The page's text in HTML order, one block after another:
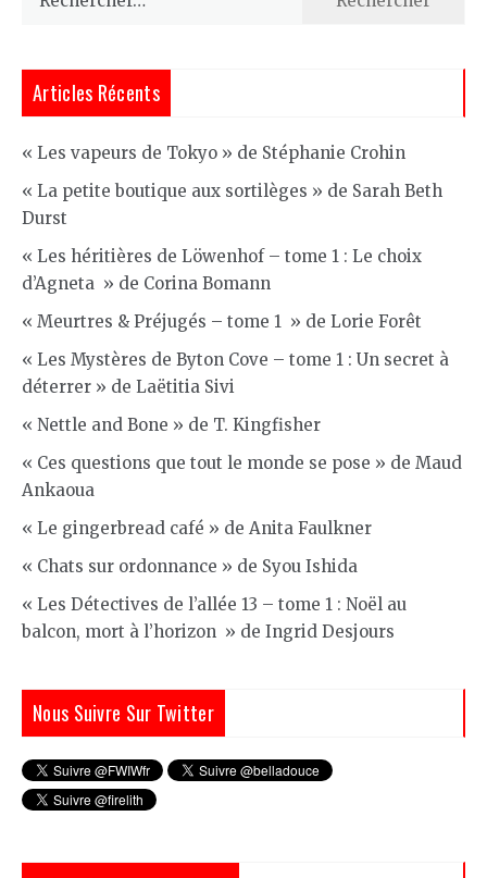
Articles Récents
« Les vapeurs de Tokyo » de Stéphanie Crohin
« La petite boutique aux sortilèges » de Sarah Beth
Durst
« Les héritières de Löwenhof – tome 1 : Le choix
d’Agneta » de Corina Bomann
« Meurtres & Préjugés – tome 1 » de Lorie Forêt
« Les Mystères de Byton Cove – tome 1 : Un secret à
déterrer » de Laëtitia Sivi
« Nettle and Bone » de T. Kingfisher
« Ces questions que tout le monde se pose » de Maud
Ankaoua
« Le gingerbread café » de Anita Faulkner
« Chats sur ordonnance » de Syou Ishida
« Les Détectives de l’allée 13 – tome 1 : Noël au
balcon, mort à l’horizon » de Ingrid Desjours
Nous Suivre Sur Twitter